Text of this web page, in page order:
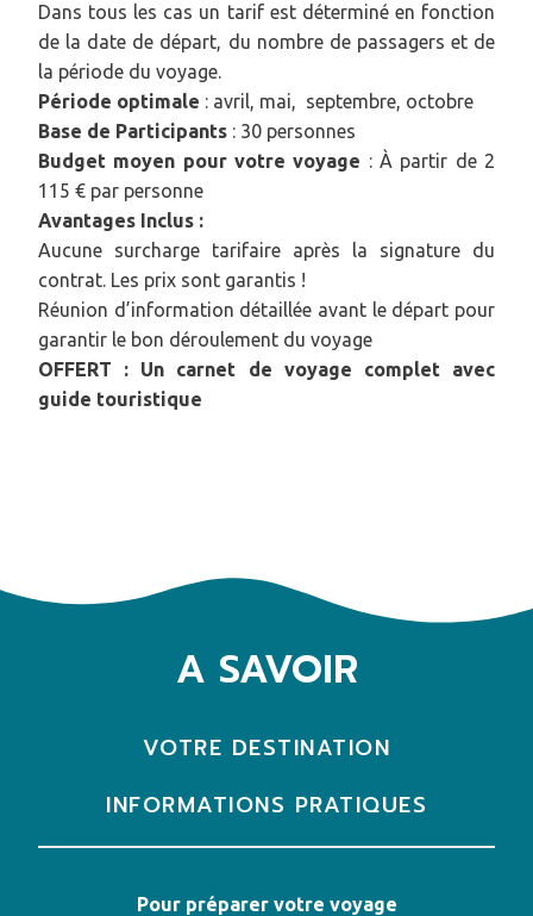
Dans tous les cas un tarif est déterminé en fonction
de la date de départ, du nombre de passagers et de
la période du voyage.
Période optimale : avril, mai, septembre, octobre
Base de Participants : 30 personnes
Budget moyen pour votre voyage : À partir de 2
115 € par personne
Avantages Inclus :
Aucune surcharge tarifaire après la signature du
contrat. Les prix sont garantis !
Réunion d’information détaillée avant le départ pour
garantir le bon déroulement du voyage
OFFERT : Un carnet de voyage complet avec
guide touristique
A SAVOIR
VOTRE DESTINATION
INFORMATIONS PRATIQUES
Pour préparer votre voyage